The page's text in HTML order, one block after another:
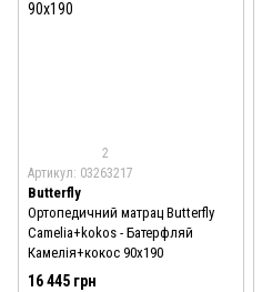
2
Артикул: 03263217
Butterfly
Ортопедичний матрац Butterfly
Camelia+kokos - Батерфляй
Камелія+кокос 90x190
16 445 грн